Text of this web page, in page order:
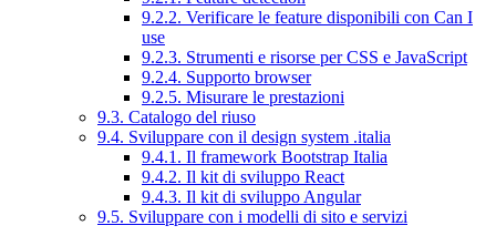
9.2.2. Verificare le feature disponibili con Can I
use
9.2.3. Strumenti e risorse per CSS e JavaScript
9.2.4. Supporto browser
9.2.5. Misurare le prestazioni
9.3. Catalogo del riuso
9.4. Sviluppare con il design system .italia
9.4.1. Il framework Bootstrap Italia
9.4.2. Il kit di sviluppo React
9.4.3. Il kit di sviluppo Angular
9.5. Sviluppare con i modelli di sito e servizi